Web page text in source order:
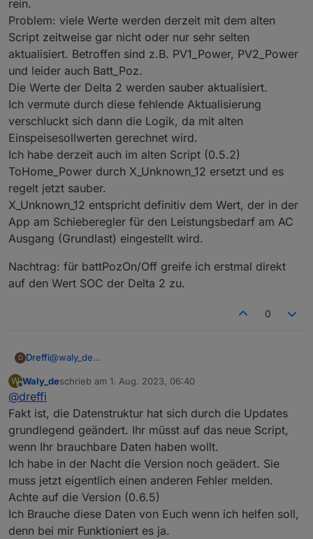
rein.
Problem: viele Werte werden derzeit mit dem alten
Script zeitweise gar nicht oder nur sehr selten
aktualisiert. Betroffen sind z.B. PV1_Power, PV2_Power
und leider auch Batt_Poz.
Die Werte der Delta 2 werden sauber aktualisiert.
Ich vermute durch diese fehlende Aktualisierung
verschluckt sich dann die Logik, da mit alten
Einspeisesollwerten gerechnet wird.
Ich habe derzeit auch im alten Script (0.5.2)
ToHome_Power durch X_Unknown_12 ersetzt und es
regelt jetzt sauber.
X_Unknown_12 entspricht definitiv dem Wert, der in der
App am Schieberegler für den Leistungsbedarf am AC
Ausgang (Grundlast) eingestellt wird.
Nachtrag: für battPozOn/Off greife ich erstmal direkt
auf den Wert SOC der Delta 2 zu.
0
D Dreffi@waly_de
per Nachricht verschicken kann.
Die neue Version des Scripts funktioniert bei mir
Der Wert ToHome_Power scheint der Wert zu sein, der
in der App als eingespeiste Leistung angezeigt wird.
Also das was in der Ansicht aus dem Powerstream
"rausgeht" bzw. vielleicht in die "anderen Verbraucher"
rein.
Problem: viele Werte werden derzeit mit dem alten Script
zeitweise gar nicht oder nur sehr selten aktualisiert.
Betroffen sind z.B. PV1_Power, PV2_Power und leider
auch Batt_Poz.
Die Werte der Delta 2 werden sauber aktualisiert.
Nachtrag: für battPozOn/Off greife ich erstmal direkt auf
den Wert SOC der Delta 2 zu.
W
Offline
Waly_deschrieb am 1. Aug. 2023, 06:40
zuletzt editiert von
@dreffi
Fakt ist, die Datenstruktur hat sich durch die Updates
grundlegend geändert. Ihr müsst auf das neue Script,
wenn Ihr brauchbare Daten haben wollt.
Ich habe in der Nacht die Version noch geädert. Sie
muss jetzt eigentlich einen anderen Fehler melden.
Achte auf die Version (0.6.5)
Ich Brauche diese Daten von Euch wenn ich helfen soll,
denn bei mir Funktioniert es ja.